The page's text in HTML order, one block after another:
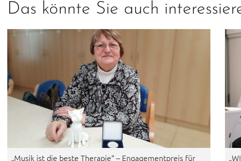
Das könnte Sie auch
„Musik ist die beste Therapie“ – Engagementpreis für